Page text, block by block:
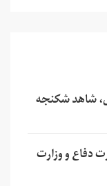
شاهد شکنجه
دفاع و وزارت